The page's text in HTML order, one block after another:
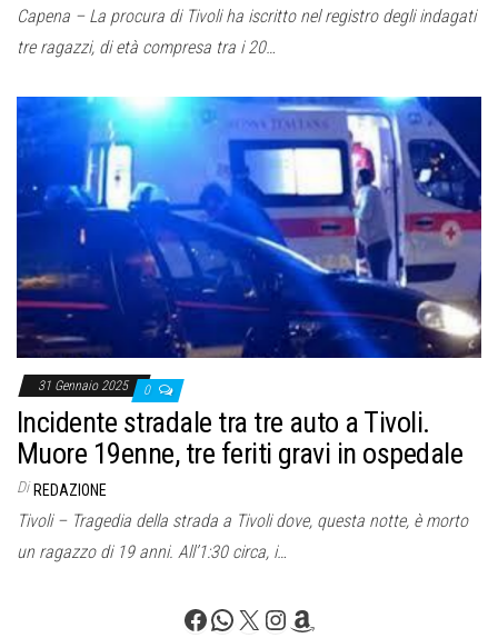
Capena – La procura di Tivoli ha iscritto nel registro degli indagati
tre ragazzi, di età compresa tra i 20…
31 Gennaio 2025 0
Incidente stradale tra tre auto a Tivoli.
Muore 19enne, tre feriti gravi in ospedale
Di REDAZIONE
Tivoli – Tragedia della strada a Tivoli dove, questa notte, è morto
un ragazzo di 19 anni. All’1:30 circa, i…
Facebook
WhatsApp
X Instagram
Amazon